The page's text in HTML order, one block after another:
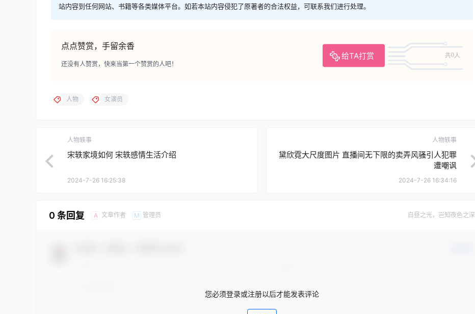
站内容到任何网站、书籍等各类媒体平台。如若本站内容侵犯了原著者的合法权益，可联系我们进行处理。
点点赞赏，手留余香
给TA打赏 共0人
还没有人赞赏，快来当第一个赞赏的人吧！
人物 女演员
人物轶事
宋轶家境如何 宋轶感情生活介绍
2024-7-26 16:25:38
人物轶事
黛欣霓大尺度图片 直播间无下限的卖弄风骚引人犯罪
遭嘲讽
2024-7-26 16:34:16
0 条回复 A 文章作者 M 管理员 白昼之光，岂知夜色之深
您必须登录或注册以后才能发表评论